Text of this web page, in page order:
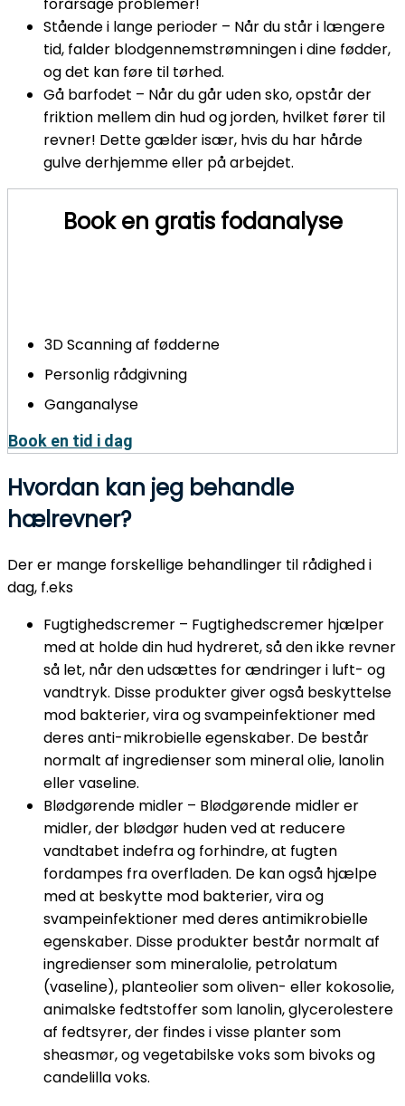
Stående i lange perioder – Når du står i længere
tid, falder blodgennemstrømningen i dine fødder,
og det kan føre til tørhed.
Gå barfodet – Når du går uden sko, opstår der
friktion mellem din hud og jorden, hvilket fører til
revner! Dette gælder især, hvis du har hårde
gulve derhjemme eller på arbejdet.
Book en gratis fodanalyse
3D Scanning af fødderne
Personlig rådgivning
Ganganalyse
Book en tid i dag
Hvordan kan jeg behandle
hælrevner?
Der er mange forskellige behandlinger til rådighed i
dag, f.eks
Fugtighedscremer – Fugtighedscremer hjælper
med at holde din hud hydreret, så den ikke revner
så let, når den udsættes for ændringer i luft- og
vandtryk. Disse produkter giver også beskyttelse
mod bakterier, vira og svampeinfektioner med
deres anti-mikrobielle egenskaber. De består
normalt af ingredienser som mineral olie, lanolin
eller vaseline.
Blødgørende midler – Blødgørende midler er
midler, der blødgør huden ved at reducere
vandtabet indefra og forhindre, at fugten
fordampes fra overfladen. De kan også hjælpe
med at beskytte mod bakterier, vira og
svampeinfektioner med deres antimikrobielle
egenskaber. Disse produkter består normalt af
ingredienser som mineralolie, petrolatum
(vaseline), planteolier som oliven- eller kokosolie,
animalske fedtstoffer som lanolin, glycerolestere
af fedtsyrer, der findes i visse planter som
sheasmør, og vegetabilske voks som bivoks og
candelilla voks.